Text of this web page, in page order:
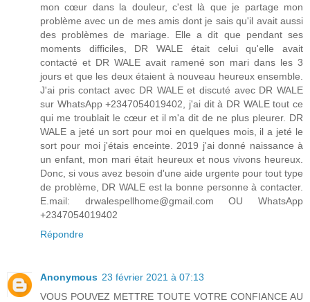
mon cœur dans la douleur, c'est là que je partage mon
problème avec un de mes amis dont je sais qu'il avait aussi
des problèmes de mariage. Elle a dit que pendant ses
moments difficiles, DR WALE était celui qu'elle avait
contacté et DR WALE avait ramené son mari dans les 3
jours et que les deux étaient à nouveau heureux ensemble.
J'ai pris contact avec DR WALE et discuté avec DR WALE
sur WhatsApp +2347054019402, j'ai dit à DR WALE tout ce
qui me troublait le cœur et il m'a dit de ne plus pleurer. DR
WALE a jeté un sort pour moi en quelques mois, il a jeté le
sort pour moi j'étais enceinte. 2019 j'ai donné naissance à
un enfant, mon mari était heureux et nous vivons heureux.
Donc, si vous avez besoin d'une aide urgente pour tout type
de problème, DR WALE est la bonne personne à contacter.
E.mail: drwalespellhome@gmail.com OU WhatsApp
+2347054019402
Répondre
Anonymous 23 février 2021 à 07:13
VOUS POUVEZ METTRE TOUTE VOTRE CONFIANCE AU